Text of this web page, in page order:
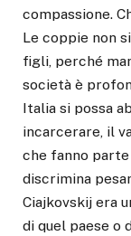
compassione.
Le coppie non
figli, perché
società è
Italia si possa
incarcerare, il
che fanno
discrimina
Ciajkovskij era
di quel paese o